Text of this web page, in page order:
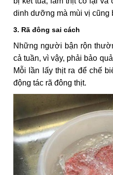
dinh dưỡng mà mùi vị cũng
3. Rã đông sai cách
Những người bận rộn
cả tuần, vì vậy, phải bảo
Mỗi lần lấy thịt ra để chế
động tác rã đông thịt.